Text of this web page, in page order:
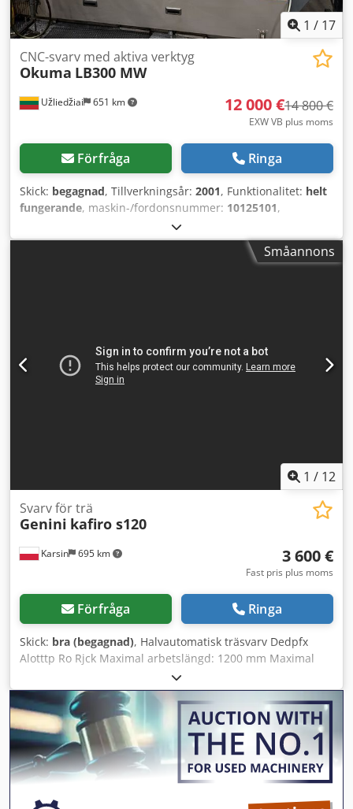
1 / 17
Užliedžiai 651 km
CNC-svarv med aktiva verktyg
Okuma LB300 MW
12 000 €14 800 €
EXW VB plus moms
Förfråga Ringa
Skick: begagnad, Tillverkningsår: 2001, Funktionalitet: helt
fungerande, maskin-/fordonsnummer: 10125101,
svarvdiameter över tvärsliden:
mm, svarvdiameter:595 mm, spindelgenomgång:64 mm,
, rörelseavstånd X-
revolverhuvudet. Men huvudspindelns radialspel är
fortfarande cirka 0,3 mm, och detta problem har inte
åtgärdats. Efter reparationen var maskinen alltid i driftsätt.
Tillsammans med verktygshållare (20–30+ stycken) och
spännbackar (30+ stycken). Det finns 3 aktiva verktyg för
fräsning/borrning i 90 graders vinkel. Dedpfx Aezlarhjl
Rock Dessutom finns det en oljedimseparatör. Och en
Småannons
1 / 12
Karsin 695 km
Svarv för trä
Genini kafiro s120
3 600 €
Fast pris plus moms
Förfråga Ringa
Skick: bra (begagnad), Halvautomatisk träsvarv Dedpfx
Alotttp Ro Rjck Maximal arbetslängd: 1200 mm Maximal